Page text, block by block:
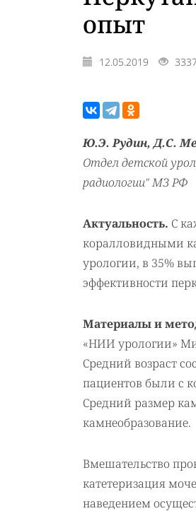
опыт
12.05.2019
Ю.Э. Рудин, Д.С.
Отдел детской
радиологии" МЗ РФ
Актуальность. С
коралловидными
урологии, в 35%
эффективности
Материалы и
«НИИ урологии»
Средний возраст
пациентов были с
Средний размер
камнеобразование.
Вмешательство
катетеризация
наведением